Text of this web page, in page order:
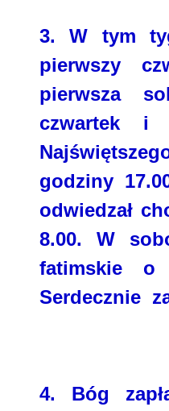
3. W tym
pierwszy
pierwsza
czwartek i
godziny
odwiedzał
8.00. W
fatimskie o
Serdecznie
4. Bóg